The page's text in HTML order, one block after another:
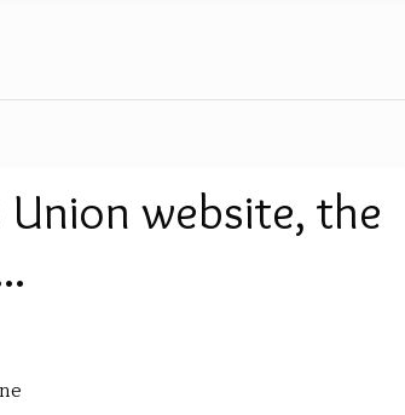
Union website, the